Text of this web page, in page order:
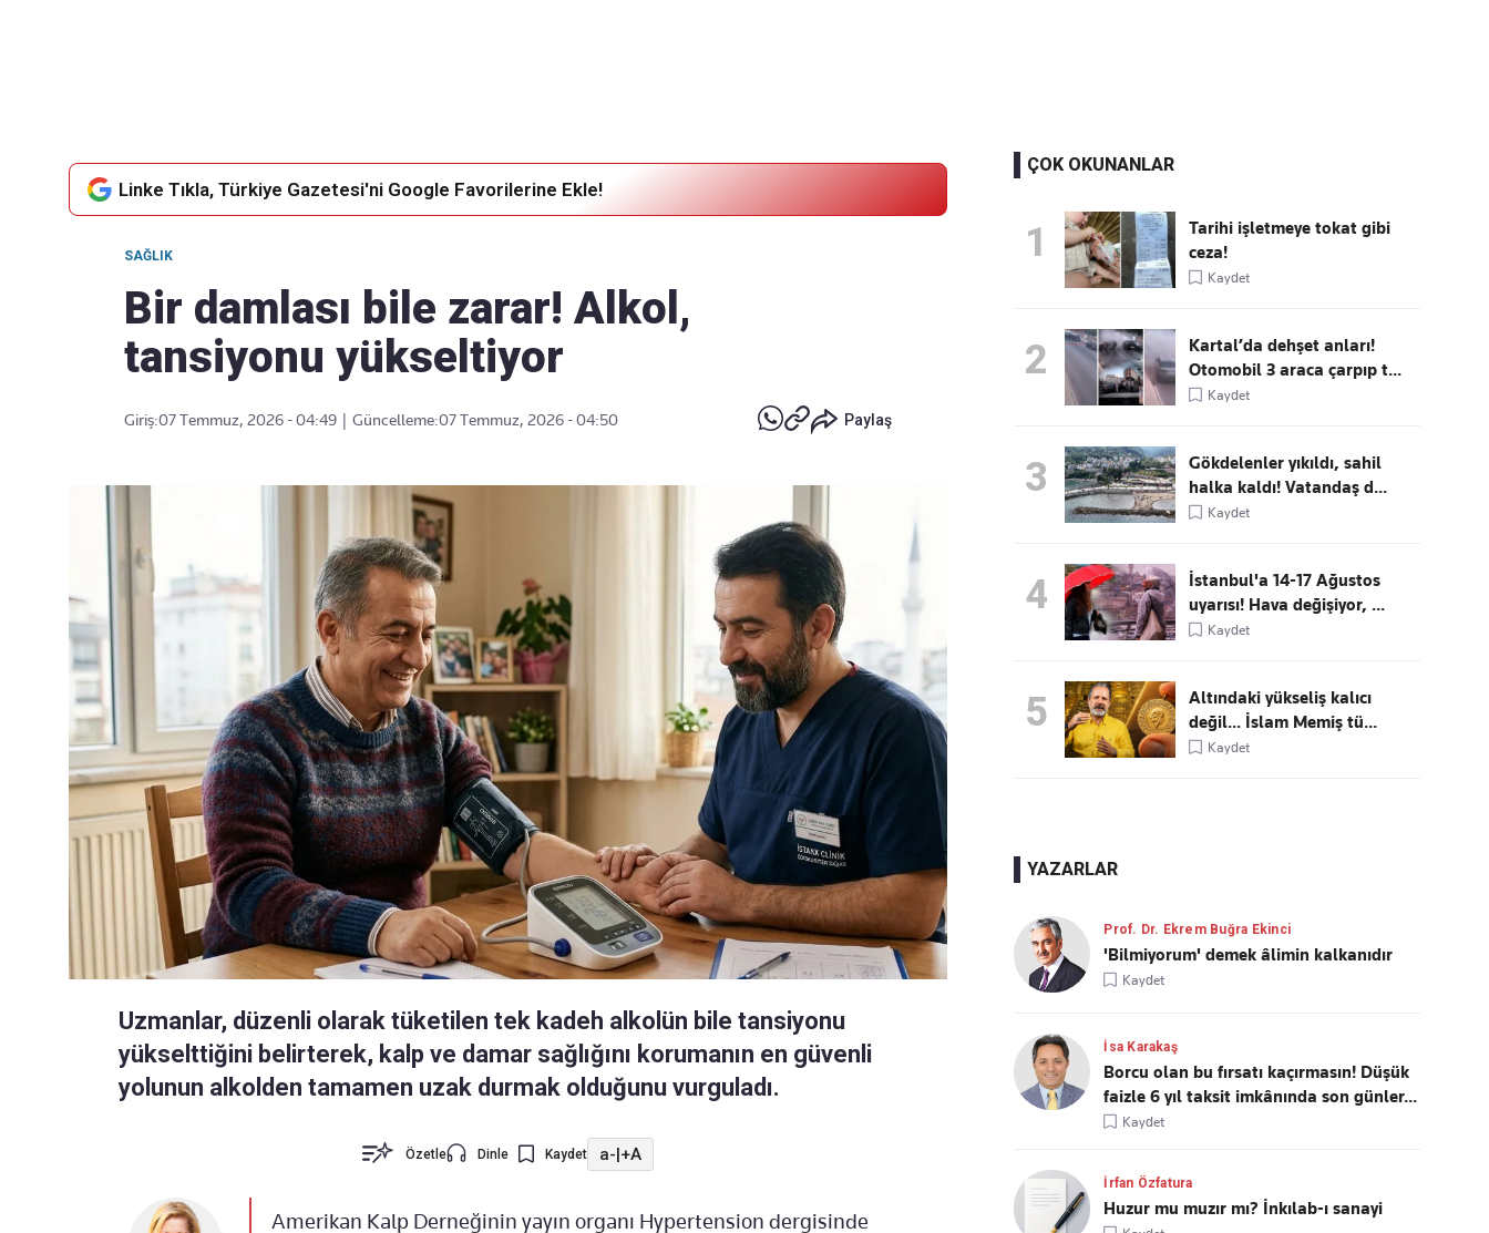
Linke Tıkla, Türkiye Gazetesi'ni Google Favorilerine Ekle!
SAĞLIK
Bir damlası bile zarar! Alkol,
tansiyonu yükseltiyor
Giriş:07 Temmuz, 2026 - 04:49 Güncelleme:07 Temmuz, 2026 - 04:50 Paylaş
Uzmanlar, düzenli olarak tüketilen tek kadeh alkolün bile tansiyonu
yükselttiğini belirterek, kalp ve damar sağlığını korumanın en güvenli
yolunun alkolden tamamen uzak durmak olduğunu vurguladı.
Özetle Dinle Kaydet a-|+A
Amerikan Kalp Derneğinin yayın organı Hypertension dergisinde
ÇOK OKUNANLAR
1
Tarihi işletmeye tokat gibi
ceza!
Kaydet
2
Kartal’da dehşet anları!
Otomobil 3 araca çarpıp t...
Kaydet
3
Gökdelenler yıkıldı, sahil
halka kaldı! Vatandaş d...
Kaydet
4
İstanbul'a 14-17 Ağustos
uyarısı! Hava değişiyor, ...
Kaydet
5
Altındaki yükseliş kalıcı
değil... İslam Memiş tü...
Kaydet
YAZARLAR
Prof. Dr. Ekrem Buğra Ekinci
'Bilmiyorum' demek âlimin kalkanıdır
Kaydet
İsa Karakaş
Borcu olan bu fırsatı kaçırmasın! Düşük
faizle 6 yıl taksit imkânında son günler...
Kaydet
İrfan Özfatura
Huzur mu muzır mı? İnkılab-ı sanayi